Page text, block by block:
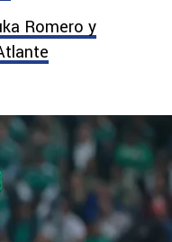
Romero y